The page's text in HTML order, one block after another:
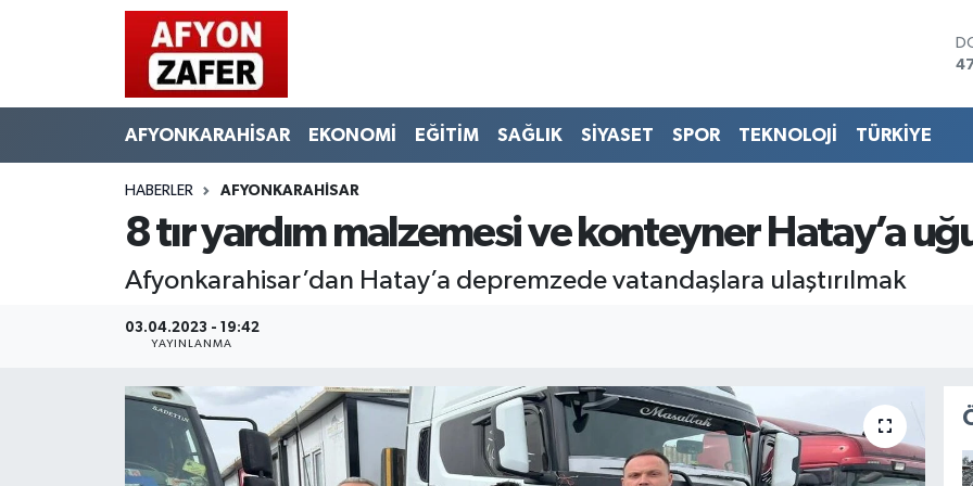
AFYONKARAHİSAR EKONOMİ EĞİTİM SAĞLIK SİYASET SPOR TEKNOLOJİ TÜRKİYE
HABERLER AFYONKARAHİSAR
8 tır yardım malzemesi ve konteyner Hatay’a
Afyonkarahisar’dan Hatay’a depremzede vatandaşlara ulaştırılmak
03.04.2023 - 19:42
YAYINLANMA